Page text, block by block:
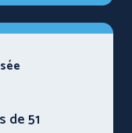
de 51